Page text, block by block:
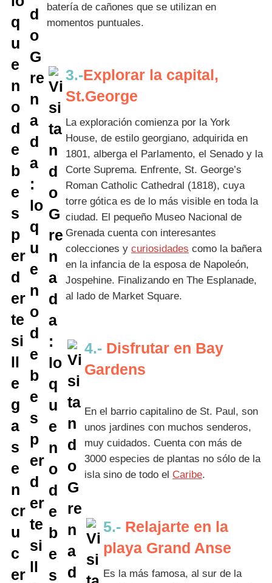
batería de cañones que se utilizan en
momentos puntuales.
3.-Explorar la capital,
St.George
La exploración comienza por la York
House, de estilo georgiano, adquirida en
1801, alberga el Parlamento, el Senado y la
Corte Suprema. Enfrente, St. George’s
Roman Catholic Cathedral (1818), cuya
torre gótica es de lo más visible en toda la
ciudad. El pequeño Museo Nacional de
Grenada cuenta con interesantes
colecciones y curiosidades como la bañera
en la infancia de la esposa de Napoleón,
Jospehine. Finalizando en The Esplanade,
al lado de Market Square.
4.- Disfrutar en Bay
Gardens
En el barrio capitalino de St. Paul, son
unos jardines con muchos senderos,
muy cuidados. Cuenta con más de
3000 especies de plantas no sólo de la
isla sino de todo el Caribe.
5.- Relajarte en la
playa Grand Anse
Es la más famosa, al sur de la